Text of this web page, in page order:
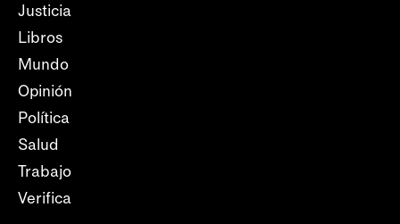
Justicia
Libros
Mundo
Opinión
Política
Salud
Trabajo
Verifica